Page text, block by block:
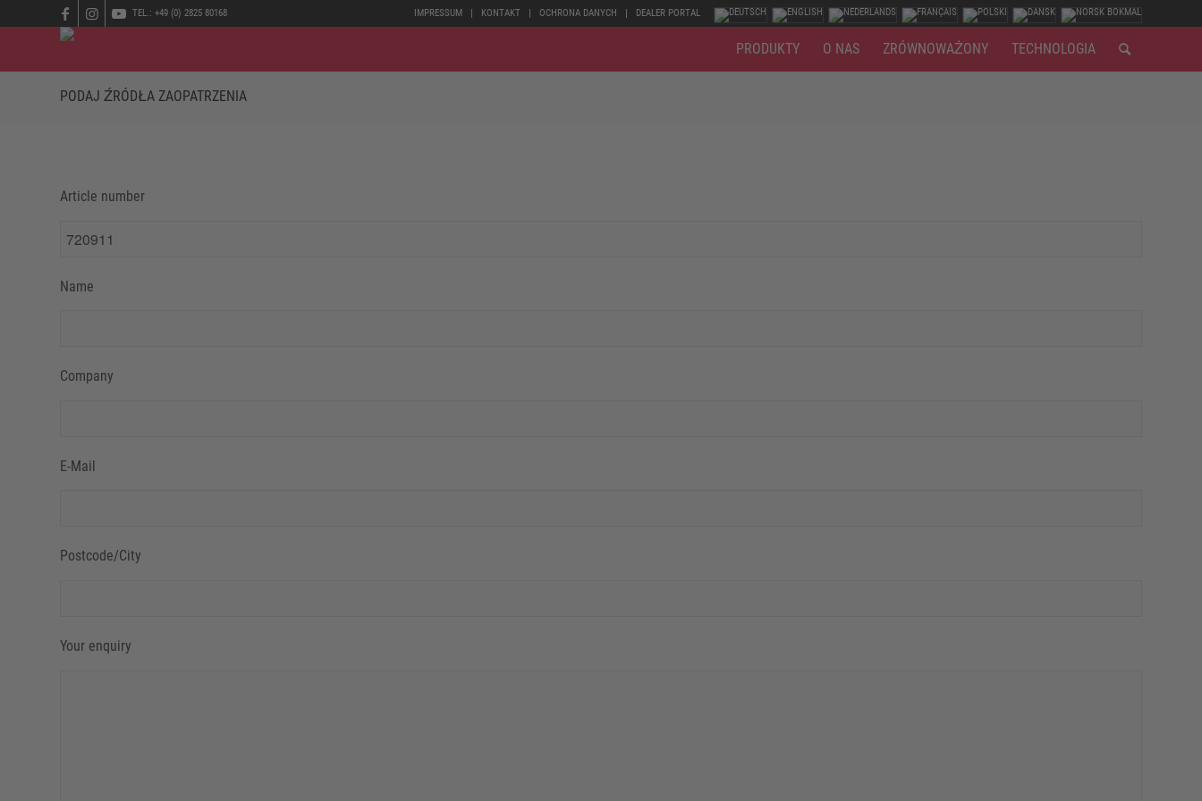
IMPRESSUM KONTAKT OCHRONA DANYCH DEALER PORTAL
TEL.: +49 (0) 2825 80168
PRODUKTY O NAS ZRÓWNOWAŻONY TECHNOLOGIA
PODAJ ŹRÓDŁA ZAOPATRZENIA
Article number
Name
Company
E-Mail
Postcode/City
Your enquiry